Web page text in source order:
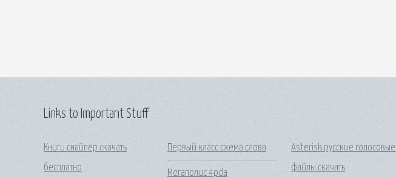
Links to Important Stuff
Книги снайпер скачать
бесплатно
Первый класс схема слова
Мегаполис 4pda
Asterisk русские голосовые
файлы скачать